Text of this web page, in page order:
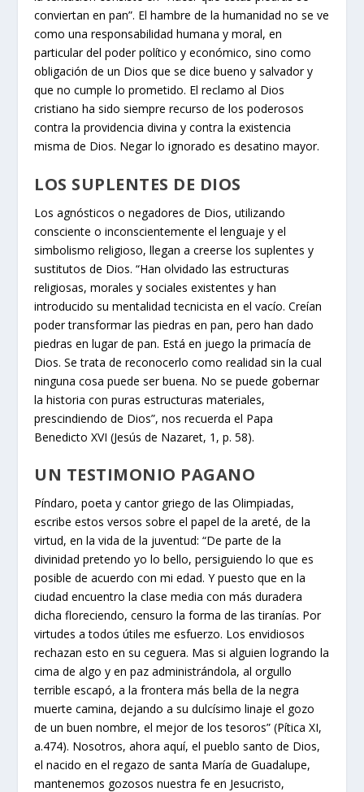
conviertan en pan”. El hambre de la humanidad no se ve
como una responsabilidad humana y moral, en
particular del poder político y económico, sino como
obligación de un Dios que se dice bueno y salvador y
que no cumple lo prometido. El reclamo al Dios
cristiano ha sido siempre recurso de los poderosos
contra la providencia divina y contra la existencia
misma de Dios. Negar lo ignorado es desatino mayor.
LOS SUPLENTES DE DIOS
Los agnósticos o negadores de Dios, utilizando
consciente o inconscientemente el lenguaje y el
simbolismo religioso, llegan a creerse los suplentes y
sustitutos de Dios. “Han olvidado las estructuras
religiosas, morales y sociales existentes y han
introducido su mentalidad tecnicista en el vacío. Creían
poder transformar las piedras en pan, pero han dado
piedras en lugar de pan. Está en juego la primacía de
Dios. Se trata de reconocerlo como realidad sin la cual
ninguna cosa puede ser buena. No se puede gobernar
la historia con puras estructuras materiales,
prescindiendo de Dios”, nos recuerda el Papa
Benedicto XVI (Jesús de Nazaret, 1, p. 58).
UN TESTIMONIO PAGANO
Píndaro, poeta y cantor griego de las Olimpiadas,
escribe estos versos sobre el papel de la areté, de la
virtud, en la vida de la juventud: “De parte de la
divinidad pretendo yo lo bello, persiguiendo lo que es
posible de acuerdo con mi edad. Y puesto que en la
ciudad encuentro la clase media con más duradera
dicha floreciendo, censuro la forma de las tiranías. Por
virtudes a todos útiles me esfuerzo. Los envidiosos
rechazan esto en su ceguera. Mas si alguien logrando la
cima de algo y en paz administrándola, al orgullo
terrible escapó, a la frontera más bella de la negra
muerte camina, dejando a su dulcísimo linaje el gozo
de un buen nombre, el mejor de los tesoros” (Pítica XI,
a.474). Nosotros, ahora aquí, el pueblo santo de Dios,
el nacido en el regazo de santa María de Guadalupe,
mantenemos gozosos nuestra fe en Jesucristo,